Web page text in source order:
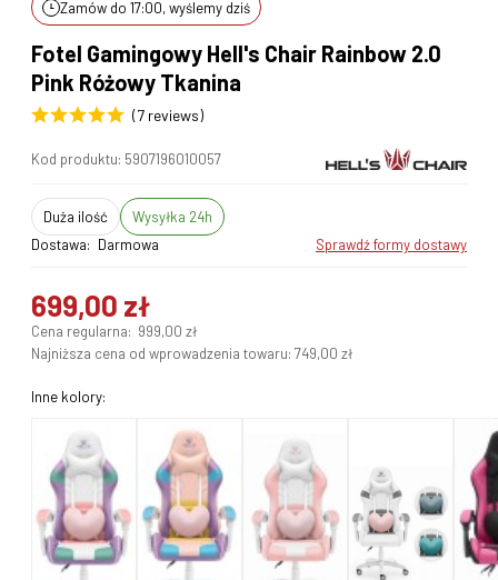
Zamów do 17:00, wyślemy dziś
Fotel Gamingowy Hell's Chair Rainbow 2.0
Pink Różowy Tkanina
(7 reviews)
Kod produktu: 5907196010057
duża ilość
Wysyłka 24h
Dostawa:
Darmowa sprawdź formy dostawy
699,00 zł
Cena regularna: 999,00 zł
Najniższa cena od wprowadzenia towaru: 749,00 zł
Inne kolory: